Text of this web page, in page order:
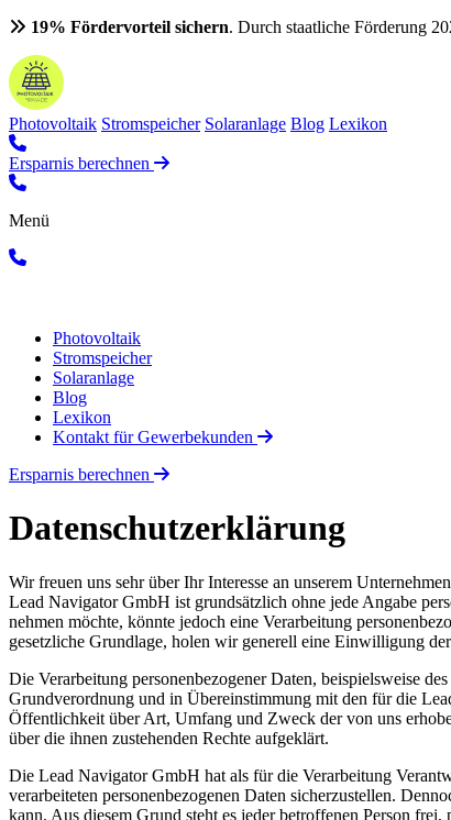
19% Fördervorteil sichern. Durch staatliche Förderung
Photovoltaik Stromspeicher Solaranlage Blog Lexikon
Ersparnis berechnen
Menü
Photovoltaik
Stromspeicher
Solaranlage
Blog
Lexikon
Kontakt für Gewerbekunden
Ersparnis berechnen
Datenschutzerklärung
Wir freuen uns sehr über Ihr Interesse an unserem
Lead Navigator GmbH ist grundsätzlich ohne jede Angabe
nehmen möchte, könnte jedoch eine Verarbeitung
gesetzliche Grundlage, holen wir generell eine Einwilligung
Die Verarbeitung personenbezogener Daten, beispielsweise
Grundverordnung und in Übereinstimmung mit den für die
Öffentlichkeit über Art, Umfang und Zweck der von uns
über die ihnen zustehenden Rechte aufgeklärt.
Die Lead Navigator GmbH hat als für die Verarbeitung
verarbeiteten personenbezogenen Daten sicherzustellen.
kann. Aus diesem Grund steht es jeder betroffenen Person